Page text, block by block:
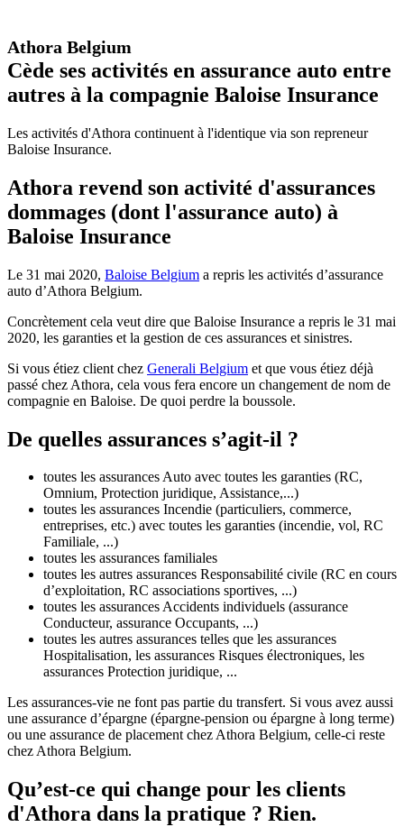
Athora Belgium
Cède ses activités en assurance auto entre
autres à la compagnie Baloise Insurance
Les activités d'Athora continuent à l'identique via son repreneur
Baloise Insurance.
Athora revend son activité d'assurances
dommages (dont l'assurance auto) à
Baloise Insurance
Le 31 mai 2020, Baloise Belgium a repris les activités d’assurance
auto d’Athora Belgium.
Concrètement cela veut dire que Baloise Insurance a repris le 31 mai
2020, les garanties et la gestion de ces assurances et sinistres.
Si vous étiez client chez Generali Belgium et que vous étiez déjà
passé chez Athora, cela vous fera encore un changement de nom de
compagnie en Baloise. De quoi perdre la boussole.
De quelles assurances s’agit-il ?
toutes les assurances Auto avec toutes les garanties (RC,
Omnium, Protection juridique, Assistance,...)
toutes les assurances Incendie (particuliers, commerce,
entreprises, etc.) avec toutes les garanties (incendie, vol, RC
Familiale, ...)
toutes les assurances familiales
toutes les autres assurances Responsabilité civile (RC en cours
d’exploitation, RC associations sportives, ...)
toutes les assurances Accidents individuels (assurance
Conducteur, assurance Occupants, ...)
toutes les autres assurances telles que les assurances
Hospitalisation, les assurances Risques électroniques, les
assurances Protection juridique, ...
Les assurances-vie ne font pas partie du transfert. Si vous avez aussi
une assurance d’épargne (épargne-pension ou épargne à long terme)
ou une assurance de placement chez Athora Belgium, celle-ci reste
chez Athora Belgium.
Qu’est-ce qui change pour les clients
d'Athora dans la pratique ? Rien.